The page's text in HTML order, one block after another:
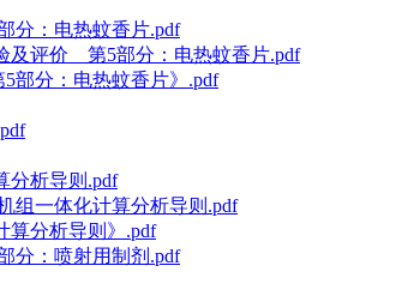
分：电热蚊香片.pdf
及评价 第5部分：电热蚊香片.pdf
部分：电热蚊香片》.pdf
分析导则.pdf
组一体化计算分析导则.pdf
算分析导则》.pdf
分：喷射用制剂.pdf